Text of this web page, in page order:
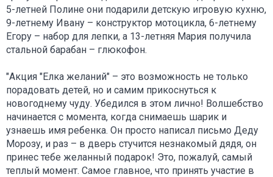
5-летней Полине они подарили детскую игровую кухню,
9-летнему Ивану – конструктор мотоцикла, 6-летнему
Егору – набор для лепки, а 13-летняя Мария получила
стальной барабан – глюкофон.
"Акция "Елка желаний" – это возможность не только
порадовать детей, но и самим прикоснуться к
новогоднему чуду. Убедился в этом лично! Волшебство
начинается с момента, когда снимаешь шарик и
узнаешь имя ребенка. Он просто написал письмо Деду
Морозу, и раз – в дверь стучится незнакомый дядя, он
принес тебе желанный подарок! Это, пожалуй, самый
теплый момент. Самое главное, что принять участие в